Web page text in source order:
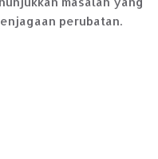
perubatan.